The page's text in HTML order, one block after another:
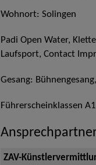
Wohnort: Solingen
Padi Open Water,
Laufsport, Contact
Gesang:
Führerscheinklassen
ZAV-